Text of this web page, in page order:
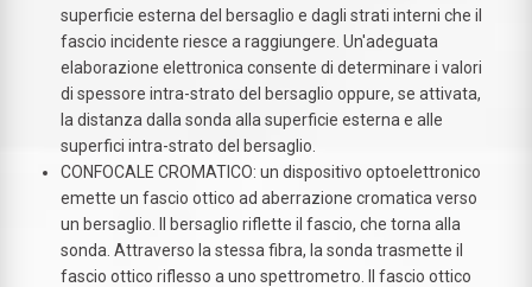
superficie esterna del bersaglio e dagli strati interni che il
fascio incidente riesce a raggiungere. Un'adeguata
elaborazione elettronica consente di determinare i valori
di spessore intra-strato del bersaglio oppure, se attivata,
la distanza dalla sonda alla superficie esterna e alle
superfici intra-strato del bersaglio.
CONFOCALE CROMATICO: un dispositivo optoelettronico
emette un fascio ottico ad aberrazione cromatica verso
un bersaglio. Il bersaglio riflette il fascio, che torna alla
sonda. Attraverso la stessa fibra, la sonda trasmette il
fascio ottico riflesso a uno spettrometro. Il fascio ottico